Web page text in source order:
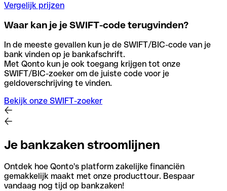
Vergelijk prijzen
Waar kan je je SWIFT-code terugvinden?
In de meeste gevallen kun je de SWIFT/BIC-code van je
bank vinden op je bankafschrift.
Met Qonto kun je ook toegang krijgen tot onze
SWIFT/BIC-zoeker om de juiste code voor je
geldoverschrijving te vinden.
Bekijk onze SWIFT-zoeker
Je bankzaken stroomlijnen
Ontdek hoe Qonto's platform zakelijke financiën
gemakkelijk maakt met onze producttour. Bespaar
vandaag nog tijd op bankzaken!